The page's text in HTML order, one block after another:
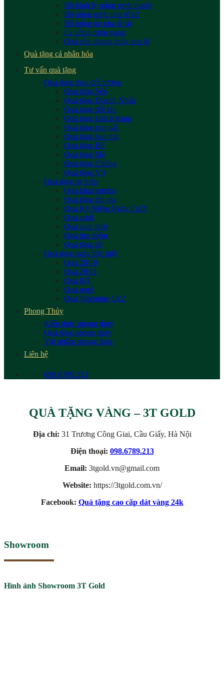
Bộ bình ly uống rượu mạnh
Bộ uống rượu pha lê sứ
Bộ uống trà pha lê sứ
Ly uống rượu vang
Quả cầu phong thủy pha lê
Quà tặng cá nhân hóa
Tư vấn quà tặng
Quà tặng theo đối tượng
Quà tặng Sếp
Quà tặng Doanh Nhân
Quà tặng đối tác
Quà tặng khách hàng
Quà tặng bạn gái
Quà tặng bạn trai
Quà tặng Bố
Quà tặng Mẹ
Quà tặng Chồng
Quà tặng Vợ
Quà tặng sự kiện
Quà khai trương
Quà tặng tân gia
Quà Kỷ Niệm Ngày Cưới
Quà cưới
Quà sinh nhật
Quà lưu niệm
Quà tặng tết
Quà tặng ngày đặc biệt
Quà 20/10
Quà 20/11
Quà 8/3
Quà noel
Quà Valentine 14/2
Phong Thủy
Kiến thức phong thủy
Quà tặng phong thủy
Vật phẩm phong thủy
Liên hệ
098.6789.213
QUÀ TẶNG VÀNG – 3T GOLD
Địa chỉ: 31 Trương Công Giai, Cầu Giấy, Hà Nội
Điện thoại: 098.6789.213
Email: 3tgold.vn@gmail.com
Website: https://3tgold.com.vn/
Facebook: Quà tặng cao cấp dát vàng 24k
Showroom
Hình ảnh Showroom 3T Gold